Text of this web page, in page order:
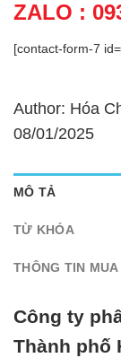
ZALO :
[contact-form-7
Author: Hóa
08/01/2025
MÔ TẢ
TỪ KHÓA
THÔNG TIN MUA
Công ty
Thành phố